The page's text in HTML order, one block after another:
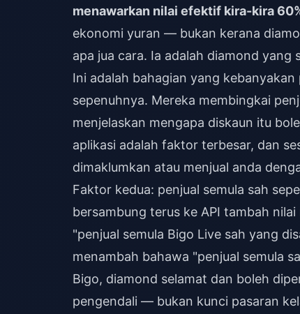
menawarkan nilai efektif kira-kira
ekonomi yuran — bukan kerana
apa jua cara. Ia adalah diamond
Ini adalah bahagian yang
sepenuhnya. Mereka membingkai
menjelaskan mengapa diskaun itu
aplikasi adalah faktor terbesar, dan
dimaklumkan atau menjual anda
Faktor kedua: penjual semula sah
bersambung terus ke API tambah
"penjual semula Bigo Live sah yang
menambah bahawa "penjual semula
Bigo, diamond selamat dan boleh
pengendali — bukan kunci pasaran